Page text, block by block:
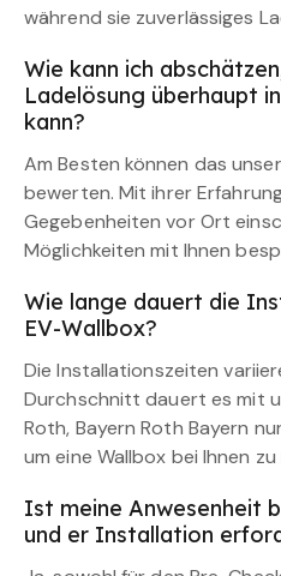
während sie zuverlässiges
Wie kann ich
Ladelösung überhaupt
kann?
Am Besten können das
bewerten. Mit ihrer
Gegebenheiten vor Ort
Möglichkeiten mit Ihnen
Wie lange dauert die
EV-Wallbox?
Die Installationszeiten
Durchschnitt dauert es mit
Roth, Bayern Roth Bayern
um eine Wallbox bei Ihnen
Ist meine Anwesenheit
und er Installation